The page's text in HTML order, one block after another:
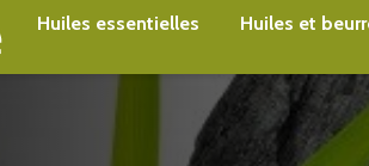
Huiles essentielles Huiles et